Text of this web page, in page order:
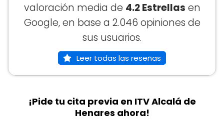
valoración media de 4.2 Estrellas en
Google, en base a 2.046 opiniones de
sus usuarios.
Leer todas las reseñas
¡Pide tu cita previa en ITV Alcalá de
Henares ahora!